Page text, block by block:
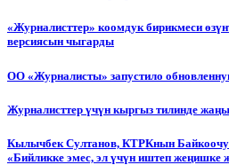
«Журналисттер» коомдук бирикмеси
версиясын чыгарды
ОО «Журналисты» запустило
Журналисттер үчүн кыргыз тилинде
Кылычбек Султанов, КТРКнын Байкоочу
«Бийликке эмес, эл үчүн иштеп жеңишке